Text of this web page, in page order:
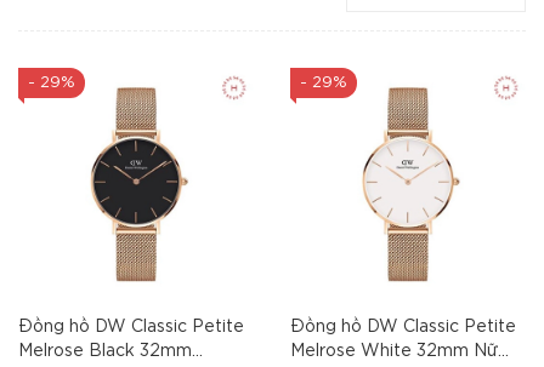
- 29%
Đồng hồ DW Classic Petite
Melrose Black 32mm
- 29%
Đồng hồ DW Classic Petite
Melrose White 32mm Nữ